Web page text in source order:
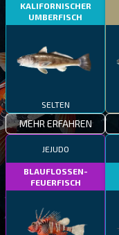
KALIFORNISCHER
UMBERFISCH
SELTEN
MEHR ERFAHREN
JEJUDO
BLAUFLOSSEN-
FEUERFISCH